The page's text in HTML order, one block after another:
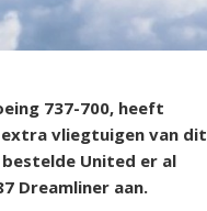
737-700, heeft
extra vliegtuigen van dit
United er al
Dreamliner aan.